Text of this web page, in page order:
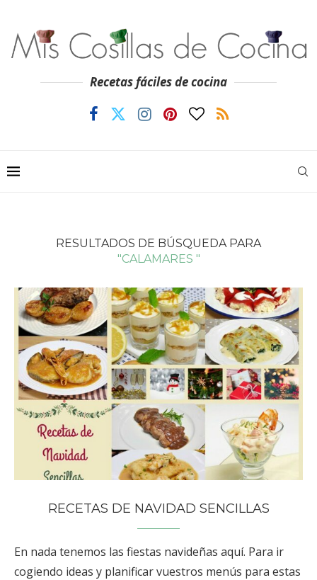
Recetas fáciles de cocina
RESULTADOS DE BÚSQUEDA PARA
"CALAMARES "
RECETAS DE NAVIDAD SENCILLAS
En nada tenemos las fiestas navideñas aquí. Para ir
cogiendo ideas y planificar vuestros menús para estas